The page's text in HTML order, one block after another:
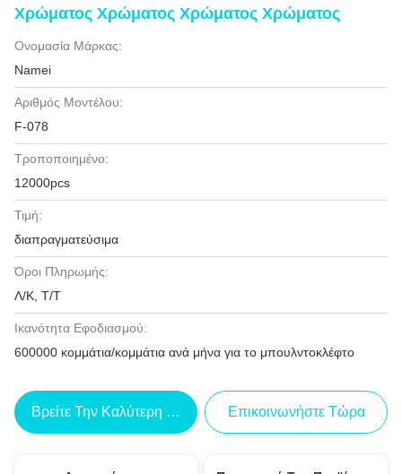
Χρώματος Χρώματος Χρώματος Χρώματος
Ονομασία Μάρκας:
Namei
Αριθμός Μοντέλου:
F-078
Τροποποιημένο:
12000pcs
Τιμή:
διαπραγματεύσιμα
Όροι Πληρωμής:
Λ/Κ, Τ/Τ
Ικανότητα Εφοδιασμού:
600000 κομμάτια/κομμάτια ανά μήνα για το μπουλντοκλέφτο
Βρείτε Την Καλύτερη Τιμή Επικοινωνήστε Τώρα